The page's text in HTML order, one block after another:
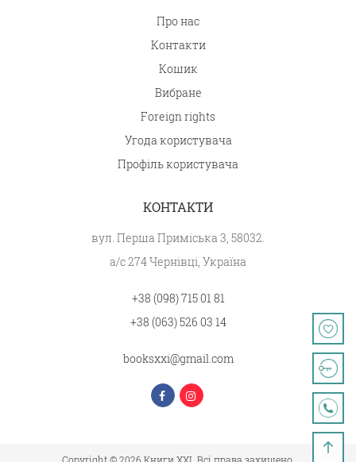
Про нас
Контакти
Кошик
Вибране
Foreign rights
Угода користувача
Профіль користувача
КОНТАКТИ
вул. Перша Приміська 3, 58032.
а/с 274 Чернівці, Україна
+38 (098) 715 01 81
+38 (063) 526 03 14
booksxxi@gmail.com
Copyright © 2026 Книги XXI. Всі права захищено.